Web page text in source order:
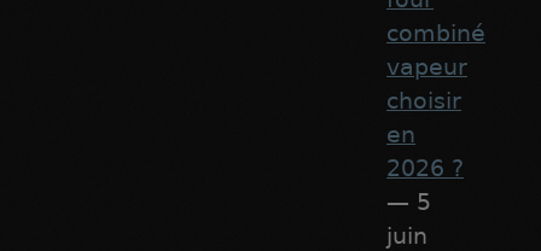
combiné
vapeur
choisir
en
2026 ?
— 5
juin